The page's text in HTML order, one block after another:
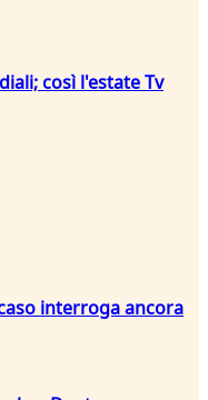
così l'estate Tv
interroga ancora